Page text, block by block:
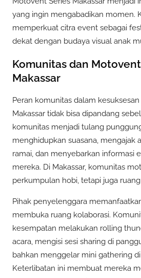
yang ingin mengabadikan momen.
memperkuat citra event sebagai
dekat dengan budaya visual anak
Komunitas dan
Makassar
Peran komunitas dalam
Makassar tidak bisa dipandang
komunitas menjadi tulang
menghidupkan suasana, mengajak
ramai, dan menyebarkan informasi
mereka. Di Makassar, komunitas
perkumpulan hobi, tetapi juga
Pihak penyelenggara
membuka ruang kolaborasi.
kesempatan melakukan rolling
acara, mengisi sesi sharing di
bahkan menggelar mini gathering
Keterlibatan ini membuat mereka